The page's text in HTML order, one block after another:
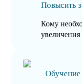
Повысить
Кому
увеличения
Обучение